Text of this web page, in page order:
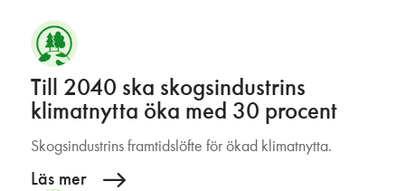
Till 2040 ska skogsindustrins
klimatnytta öka med 30 procent
Skogsindustrins framtidslöfte för ökad klimatnytta.
Läs mer